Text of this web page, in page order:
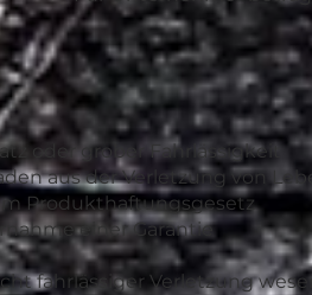
oder grober Fahrlässigkeit
aus der Verletzung von
Produkthaftungsgesetz
einer Garantie
fahrlässiger Verletzung